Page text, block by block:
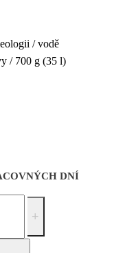
/ vodě
/ 700 g (35 l)
DNÍ